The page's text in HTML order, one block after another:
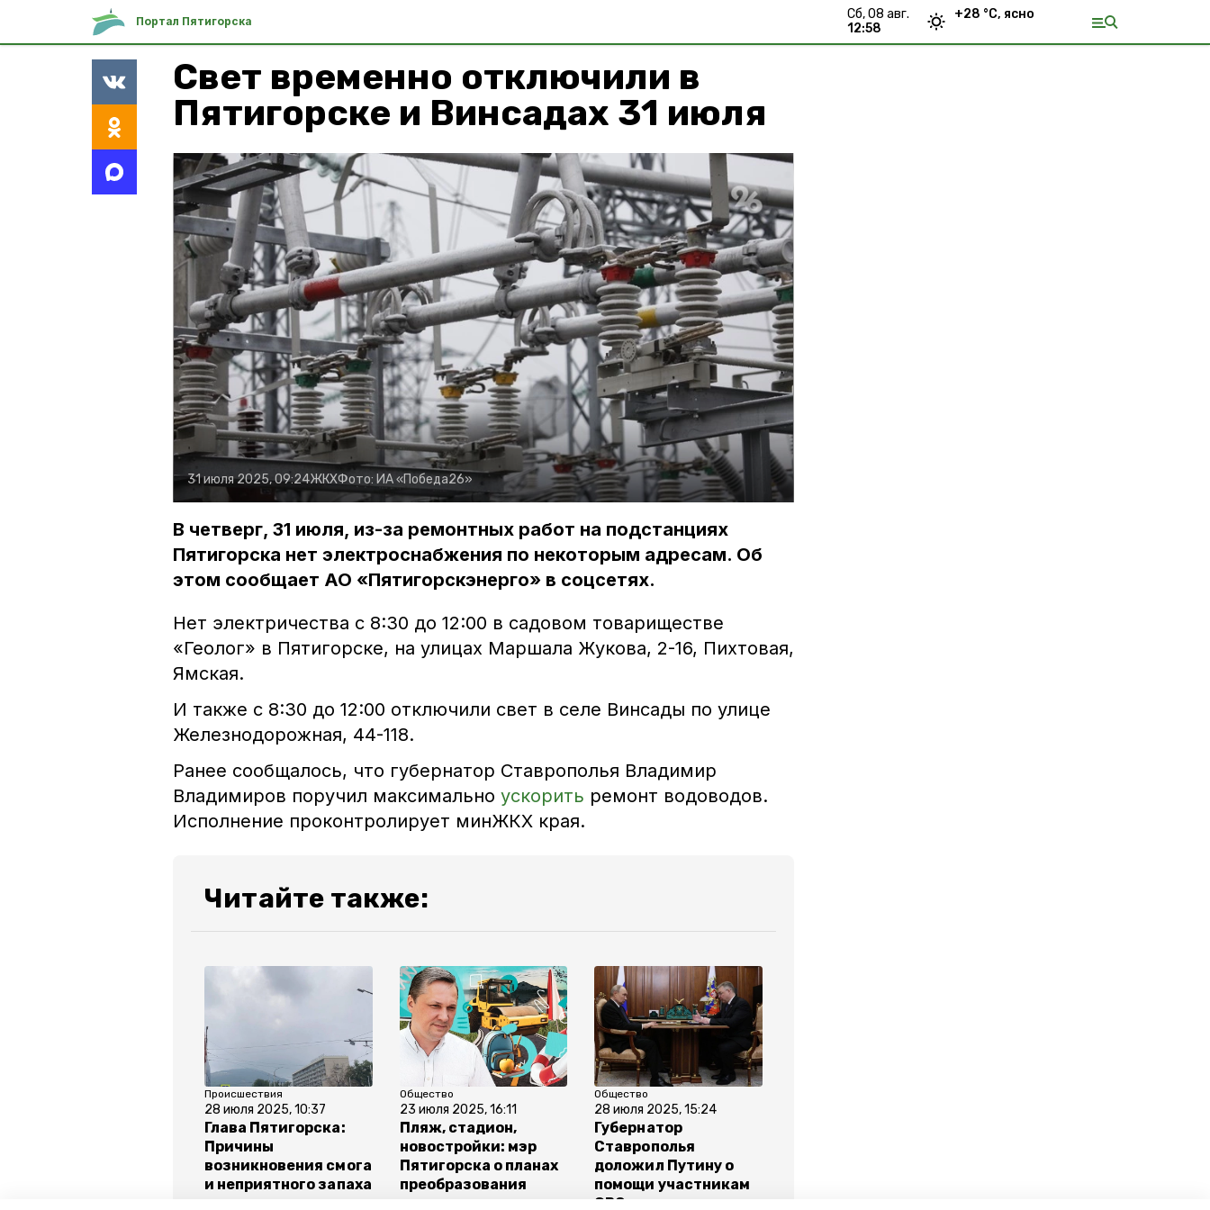
Портал Пятигорска
сб, 08 авг.
12:58
+28 °С, ясно
Свет временно отключили в
Пятигорске и Винсадах 31 июля
31 июля 2025, 09:24ЖКХФото: ИА «Победа26»
В четверг, 31 июля, из-за ремонтных работ на подстанциях
Пятигорска нет электроснабжения по некоторым адресам. Об
этом сообщает АО «Пятигорскэнерго» в соцсетях.
Нет электричества с 8:30 до 12:00 в садовом товариществе
«Геолог» в Пятигорске, на улицах Маршала Жукова, 2-16, Пихтовая,
Ямская.
И также с 8:30 до 12:00 отключили свет в селе Винсады по улице
Железнодорожная, 44-118.
Ранее сообщалось, что губернатор Ставрополья Владимир
Владимиров поручил максимально ускорить ремонт водоводов.
Исполнение проконтролирует минЖКХ края.
Читайте также:
Происшествия
28 июля 2025, 10:37
Глава Пятигорска:
Причины
возникновения смога
и неприятного запаха
Общество
23 июля 2025, 16:11
Пляж, стадион,
новостройки: мэр
Пятигорска о планах
преобразования
Общество
28 июля 2025, 15:24
Губернатор
Ставрополья
доложил Путину о
помощи участникам
СВО и развитии края